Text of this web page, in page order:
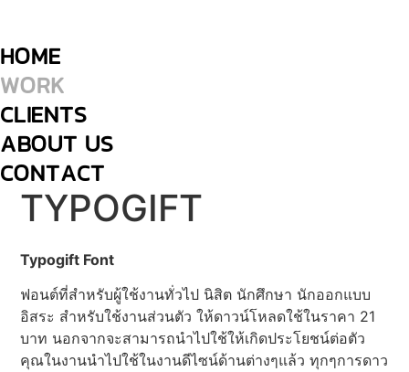
content
HOME
WORK
CLIENTS
ABOUT US
CONTACT
TYPOGIFT
Typogift Font
ฟอนต์ที่สำหรับผู้ใช้งานทั่วไป นิสิต นักศึกษา นักออกแบบ
อิสระ สำหรับใช้งานส่วนตัว ให้ดาวน์โหลดใช้ในราคา 21
บาท นอกจากจะสามารถนำไปใช้ให้เกิดประโยชน์ต่อตัว
คุณในงานนำไปใช้ในงานดีไซน์ด้านต่างๆแล้ว ทุกๆการดาว